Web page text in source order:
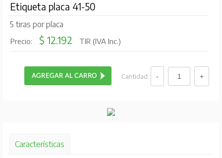
Etiqueta placa 41-50
5 tiras por placa
Precio: $ 12.192 TIR (IVA Inc.)
Cantidad:
Características